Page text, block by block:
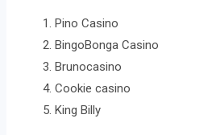
Pino Casino
BingoBonga Casino
Brunocasino
Cookie casino
King Billy